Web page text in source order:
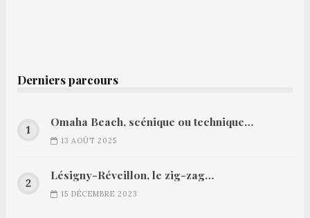
Derniers parcours
Omaha Beach, scénique ou technique…
13 AOÛT 2025
Lésigny-Réveillon, le zig-zag…
15 DÉCEMBRE 2023